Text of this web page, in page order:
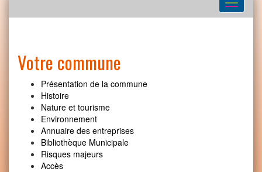
Votre commune
Présentation de la commune
Histoire
Nature et tourisme
Environnement
Annuaire des entreprises
Bibliothèque Municipale
Risques majeurs
Accès